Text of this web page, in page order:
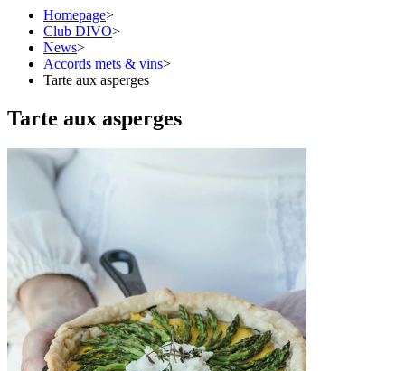
Homepage>
Club DIVO>
News>
Accords mets & vins>
Tarte aux asperges
Tarte aux asperges